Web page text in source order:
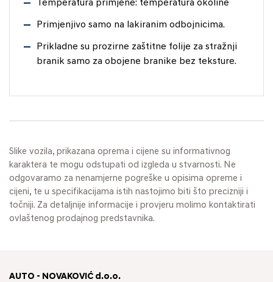
Temperatura primjene: temperatura okoline
Primjenjivo samo na lakiranim odbojnicima.
Prikladne su prozirne zaštitne folije za stražnji
branik samo za obojene branike bez teksture.
Slike vozila, prikazana oprema i cijene su informativnog
karaktera te mogu odstupati od izgleda u stvarnosti. Ne
odgovaramo za nenamjerne pogreške u opisima opreme i
cijeni, te u specifikacijama istih nastojimo biti što precizniji i
točniji. Za detaljnije informacije i provjeru molimo kontaktirati
ovlaštenog prodajnog predstavnika.
AUTO - NOVAKOVIĆ d.o.o.